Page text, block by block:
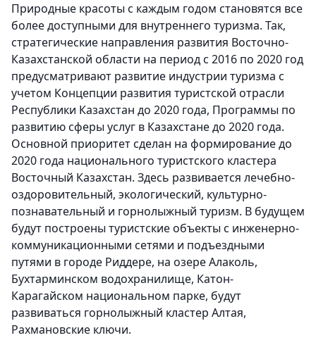
Природные красоты с каждым годом становятся все
более доступными для внутреннего туризма. Так,
стратегические направления развития Восточно-
Казахстанской области на период с 2016 по 2020 год
предусматривают развитие индустрии туризма с
учетом Концепции развития туристской отрасли
Республики Казахстан до 2020 года, Программы по
развитию сферы услуг в Казахстане до 2020 года.
Основной приоритет сделан на формирование до
2020 года национального туристского кластера
Восточный Казахстан. Здесь развивается лечебно-
оздоровительный, экологический, культурно-
познавательный и горнолыжный туризм. В будущем
будут построены туристские объекты с инженерно-
коммуникационными сетями и подъездными
путями в городе Риддере, на озере Алаколь,
Бухтарминском водохранилище, Катон-
Карагайском национальном парке, будут
развиваться горнолыжный кластер Алтая,
Рахмановские ключи.